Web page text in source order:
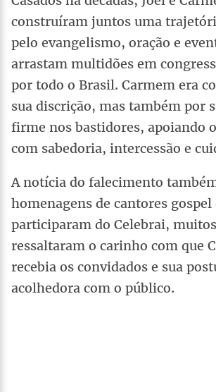
construíram juntos uma
pelo evangelismo, oração e
arrastam multidões em
por todo o Brasil. Carmem era
sua discrição, mas também por
firme nos bastidores, apoiando
com sabedoria, intercessão e
A notícia do falecimento
homenagens de cantores gospel
participaram do Celebrai,
ressaltaram o carinho com que
recebia os convidados e sua
acolhedora com o público.